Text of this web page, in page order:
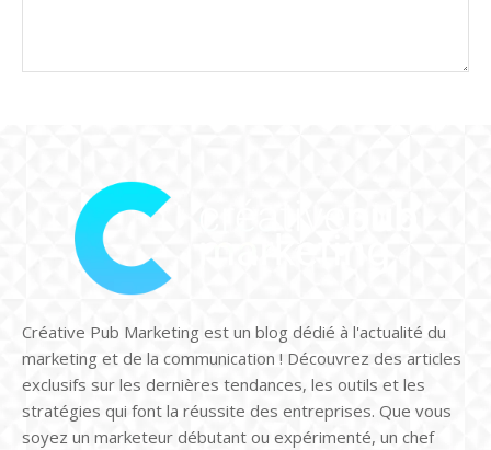
Créative Pub Marketing est un blog dédié à l'actualité du
marketing et de la communication ! Découvrez des articles
exclusifs sur les dernières tendances, les outils et les
stratégies qui font la réussite des entreprises. Que vous
soyez un marketeur débutant ou expérimenté, un chef